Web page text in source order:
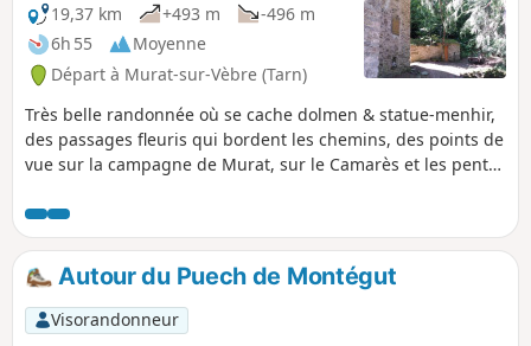
19,37 km
+493 m
-496 m
6h 55
Moyenne
Départ à Murat-sur-Vèbre (Tarn)
Très belle randonnée où se cache dolmen & statue-menhir,
des passages fleuris qui bordent les chemins, des points de
vue sur la campagne de Murat, sur le Camarès et les pentes
chemin romain devenue au Moyen-Âge la Voie Tolosane, le
chemin d'Arles à Saint-Jacques.
Autour du Puech de Montégut
Visorandonneur